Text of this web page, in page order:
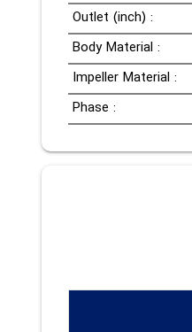
Outlet (inch) :
Body Material :
Impeller Material :
Phase :